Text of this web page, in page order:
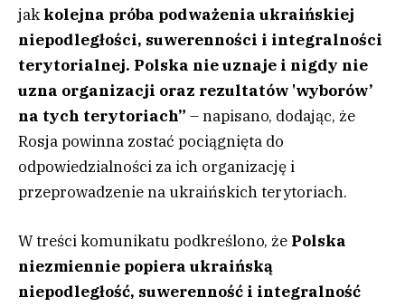
jak kolejna próba podważenia ukraińskiej
niepodległości, suwerenności i integralności
terytorialnej. Polska nie uznaje i nigdy nie
uzna organizacji oraz rezultatów 'wyborów’
na tych terytoriach” – napisano, dodając, że
Rosja powinna zostać pociągnięta do
odpowiedzialności za ich organizację i
przeprowadzenie na ukraińskich terytoriach.
W treści komunikatu podkreślono, że Polska
niezmiennie popiera ukraińską
niepodległość, suwerenność i integralność